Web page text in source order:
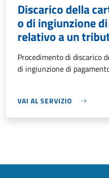
Discarico della
o di ingiunzione
relativo a un
Procedimento di discarico
di ingiunzione di
VAI AL SERVIZIO